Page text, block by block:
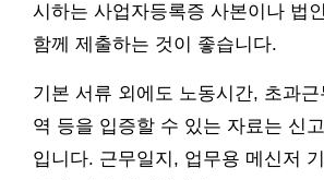
시하는 사업자등록증 사본이나 법
함께 제출하는 것이 좋습니다.
기본 서류 외에도 노동시간, 초과
역 등을 입증할 수 있는 자료는 신
입니다. 근무일지, 업무용 메신저